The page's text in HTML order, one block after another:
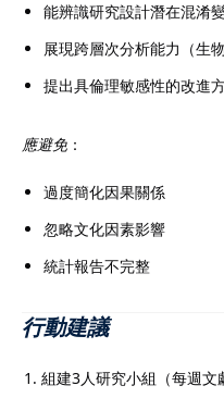
能辨識研究設計潛在混淆
展現跨層次分析能力（生
提出具倫理敏感性的改進
應避免 ：
過度簡化因果關係
忽略文化因素影響
統計報告不完整
行動建議
組建3人研究小組（每週文